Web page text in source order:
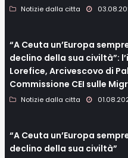
Notizie dalla citta
“A Ceuta un’Europa
declino della sua civiltà”:
Lorefice, Arcivescovo di
Commissione CEI sulle
Notizie dalla citta
“A Ceuta un’Europa
declino della sua civiltà”